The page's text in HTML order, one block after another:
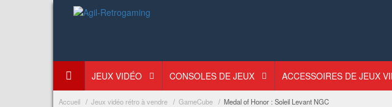
JEUX VIDÉO CONSOLES DE JEUX ACCESSOIRES DE JEUX
Accueil Jeux vidéo rétro à vendre GameCube Medal of Honor : Soleil Levant NGC